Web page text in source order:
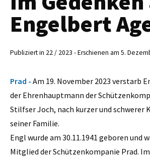
Engelbert
Publiziert in 22 / 2023 - Erschienen am 5.
Prad - Am 19. November 2023 verstarb
der Ehrenhauptmann der
Stilfser Joch, nach kurzer und schwerer
seiner Familie.
Engl wurde am 30.11.1941 geboren und
Mitglied der Schützenkompanie Prad.